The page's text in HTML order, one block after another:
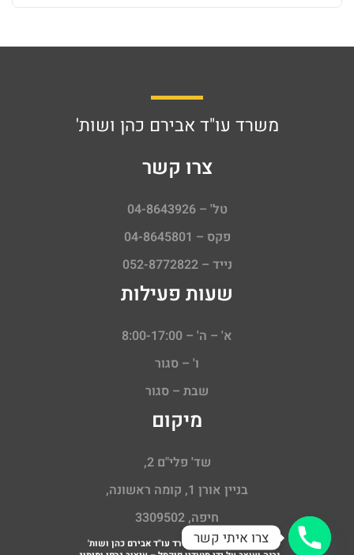
משרד עו"ד אבירם כהן ושות'
צרו קשר
טל' – 04-8643926
פקס – 04-8645801
נייד – 052-8772822
שעות פעילות
א' – ה' – 8:00-17:00
ו' – סגור
שבת – סגור
מיקום
שד' פלי"ם 2,
בניין אורן 1, קומה ראשונה,
חיפה, 3309502
כל הזכויות שמורות ©
משרד עו"ד אבירם כהן ושות' צרו איתי קשר